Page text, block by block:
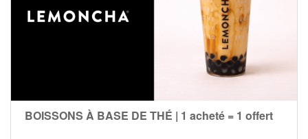
BOISSONS À BASE DE THÉ | 1 acheté = 1 offert